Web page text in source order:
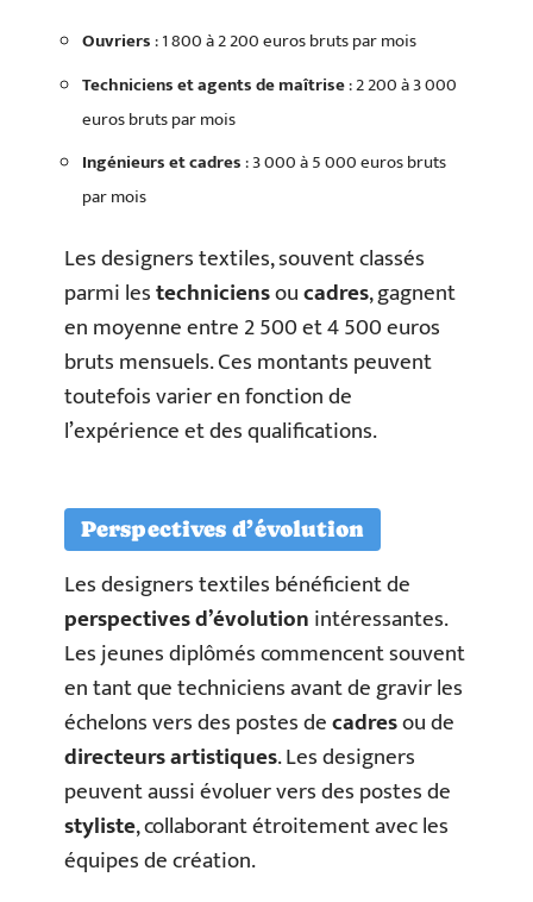
Ouvriers: 1 800 à 2 200 euros bruts par mois
Techniciens et agents de maîtrise: 2 200 à 3 000
euros bruts par mois
Ingénieurs et cadres: 3 000 à 5 000 euros bruts
par mois
Les designers textiles, souvent classés
parmi lestechniciensoucadres, gagnent
en moyenne entre 2 500 et 4 500 euros
bruts mensuels. Ces montants peuvent
toutefois varier en fonction de
l’expérience et des qualifications.
Perspectives d’évolution
Les designers textiles bénéficient de
perspectives d’évolutionintéressantes.
Les jeunes diplômés commencent souvent
en tant que techniciens avant de gravir les
échelons vers des postes decadresou de
directeurs artistiques. Les designers
peuvent aussi évoluer vers des postes de
styliste, collaborant étroitement avec les
équipes de création.